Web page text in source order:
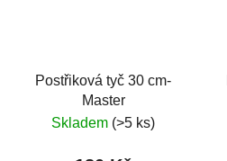
Postřiková tyč 30 cm-
Master
Skladem (>5 ks)